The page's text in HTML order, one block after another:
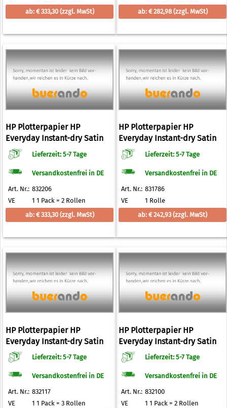
ab: € 333,30 (zzgl. MwSt)
ab: € 282,98 (zzgl. MwSt)
HP Plotterpapier HP
Everyday Instant-dry Satin
Photo Paper 235 g/qm 1067,0
mm x 30,5 m
Lieferzeit: 5-7 Tage
Versandkostenfrei in DE
Art. Nr.: 832206
VE
1 1 Pack = 2 Rollen
ab: € 333,30 (zzgl. MwSt)
HP Plotterpapier HP
Everyday Instant-dry Satin
Photo Paper 235 g/qm 1524,0
mm x 30,5 m
Lieferzeit: 5-7 Tage
Versandkostenfrei in DE
Art. Nr.: 831786
VE
1 Rolle
ab: € 242,93(zzgl. MwSt)
HP Plotterpapier HP
Everyday Instant-dry Satin
Photo Paper 235 g/qm 610,0
mm x 30,5 m
Lieferzeit: 5-7 Tage
Versandkostenfrei in DE
Art. Nr.: 832117
VE
1 1 Pack = 3 Rollen
HP Plotterpapier HP
Everyday Instant-dry Satin
Photo Paper 235 g/qm 914,0
mm x 30,5 m
Lieferzeit: 5-7 Tage
Versandkostenfrei in DE
Art. Nr.: 832100
VE
1 1 Pack = 2 Rollen